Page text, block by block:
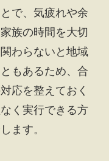
で、気疲れや余
族の時間を大切
わらないと地域
もあるため、合
応を整えておく
く実行できる方
ます。